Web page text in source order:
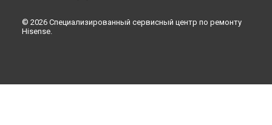
© 2026 Специализированный сервисный центр по ремонту
Hisense.